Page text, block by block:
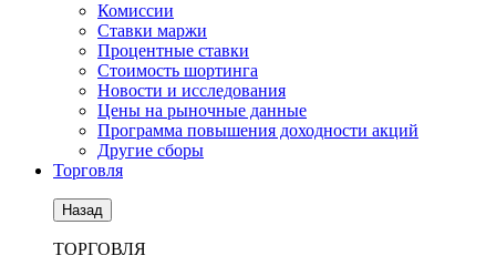
Комиссии
Ставки маржи
Процентные ставки
Стоимость шортинга
Новости и исследования
Цены на рыночные данные
Программа повышения доходности акций
Другие сборы
Торговля
Назад
ТОРГОВЛЯ